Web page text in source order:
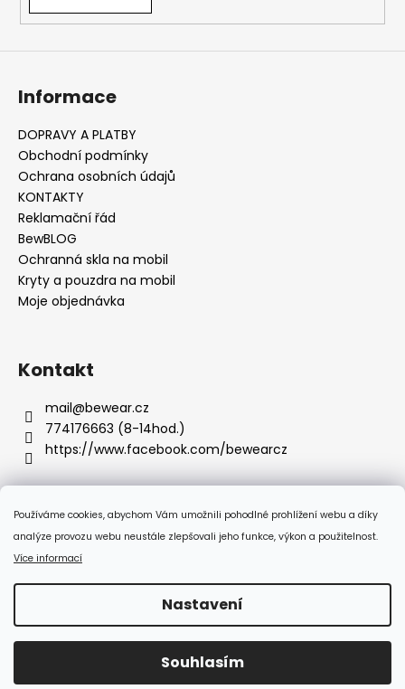
Používáme cookies, abychom Vám umožnili pohodlné prohlížení webu a díky
analýze provozu webu neustále zlepšovali jeho funkce, výkon a použitelnost.
Více informací
Nastavení
Souhlasím
Informace
DOPRAVY A PLATBY
Obchodní podmínky
Ochrana osobních údajů
KONTAKTY
Reklamační řád
BewBLOG
Ochranná skla na mobil
Kryty a pouzdra na mobil
Moje objednávka
Kontakt
mail@bewear.cz
774176663 (8-14hod.)
https://www.facebook.com/bewearcz
Přijímáme online platby
Bewear.cz. Všechna práva vyhrazena.